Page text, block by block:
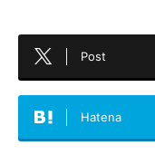
Post
Hatena